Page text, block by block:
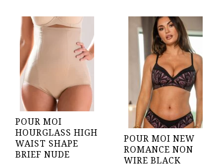
POUR MOI
HOURGLASS HIGH
WAIST SHAPE
BRIEF NUDE
POUR MOI NEW
ROMANCE NON
WIRE BLACK